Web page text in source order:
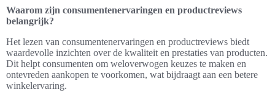
Waarom zijn consumentenervaringen en productreviews
belangrijk?
Het lezen van consumentenervaringen en productreviews biedt
waardevolle inzichten over de kwaliteit en prestaties van producten.
Dit helpt consumenten om weloverwogen keuzes te maken en
ontevreden aankopen te voorkomen, wat bijdraagt aan een betere
winkelervaring.